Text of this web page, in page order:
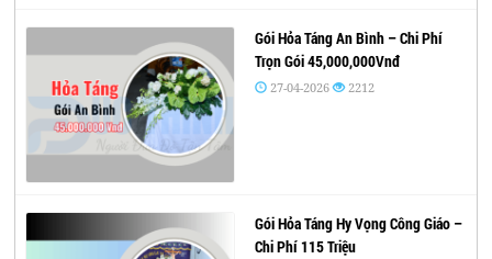
Gói Hỏa Táng An Bình – Chi Phí
Trọn Gói 45,000,000Vnđ
27-04-2026 2212
Gói Hỏa Táng Hy Vọng Công Giáo –
Chi Phí 115 Triệu